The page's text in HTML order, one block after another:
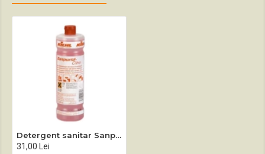
Detergent sanitar Sanpurid Citro 1 L / 10 L
31,00 Lei